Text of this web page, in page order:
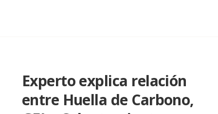
Experto explica relación
entre Huella de Carbono,